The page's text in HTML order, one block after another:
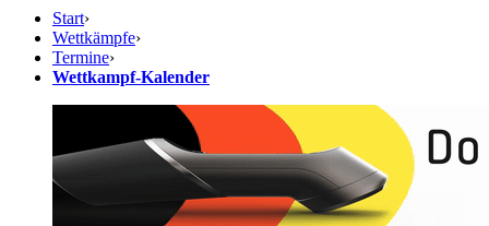
Start›
Wettkämpfe›
Termine›
Wettkampf-Kalender